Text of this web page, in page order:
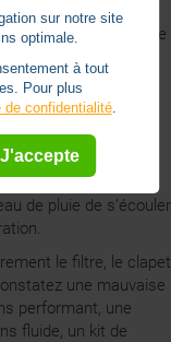
fois par an afin de
Cet entretien limite
ventilation et
l’apparition de
également de
de vérifier
la neige ou la glace
de pluie de s’écouler
le filtre, le clapet
une mauvaise
performant, une
fluide, un kit de
sur notre site
optimale.
à tout
Pour plus
de confidentialité.
J'accepte